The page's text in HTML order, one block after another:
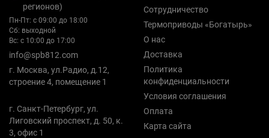
регионов)
Пн-Пт: с 09:00 до 18:00
Сб: выходной
Вс: с 10:00 до 17:00
info@spb812.com
г. Москва, ул.Радио, д.12,
строение 4, помещение 1
г. Санкт-Петербург, ул.
Лиговский проспект, д. 50, к.
3, офис 1
Сотрудничество
Термоприводы «Богатырь»
О нас
Доставка
Политика
конфиденциальности
Условия соглашения
Оплата
Карта сайта